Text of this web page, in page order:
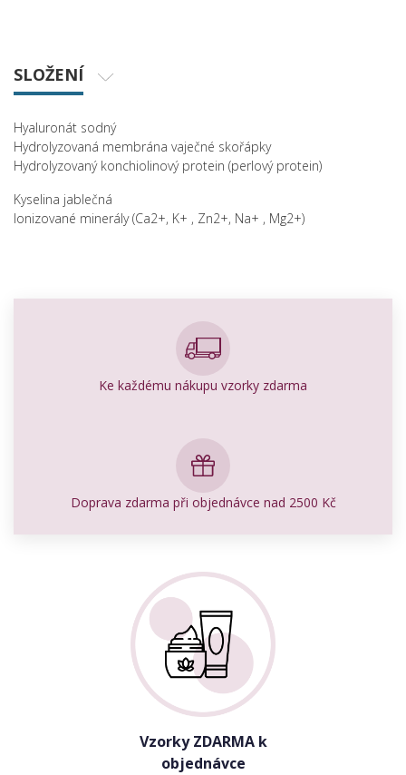
SLOŽENÍ
Hyaluronát sodný
Hydrolyzovaná membrána vaječné skořápky
Hydrolyzovaný konchiolinový protein (perlový protein)
Kyselina jablečná
Ionizované minerály (Ca2+, K+ , Zn2+, Na+ , Mg2+)
Ke každému nákupu vzorky zdarma
Doprava zdarma při objednávce nad 2500 Kč
Vzorky ZDARMA k
objednávce